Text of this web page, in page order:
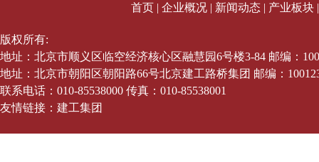
首页 | 企业概况 | 新闻动态 | 产业板块
版权所有:
地址：北京市顺义区临空经济核心区融慧园6号楼3-84 邮编：
地址：北京市朝阳区朝阳路66号北京建工路桥集团 邮编：
联系电话：010-85538000 传真：010-85538001
友情链接： 建工集团